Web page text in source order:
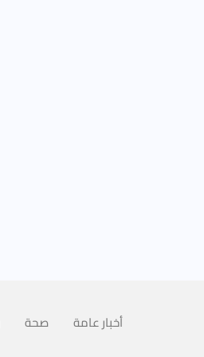
أخبار عامة صحة